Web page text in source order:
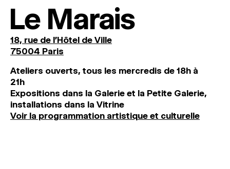
Le Marais
18, rue de l'Hôtel de Ville
75004 Paris
Ateliers ouverts, tous les mercredis de 18h à
21h
Expositions dans la Galerie et la Petite Galerie,
installations dans la Vitrine
Voir la programmation artistique et culturelle